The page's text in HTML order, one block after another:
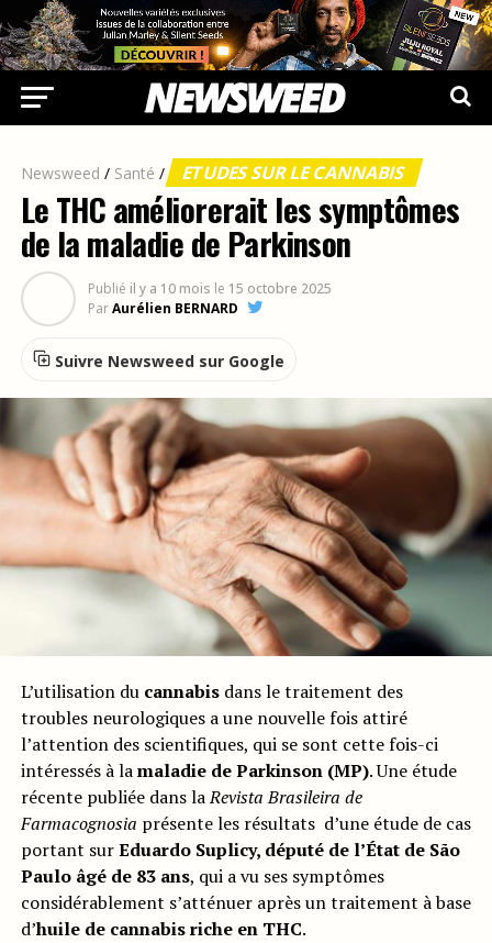
Newsweed / Santé / ETUDES SUR LE CANNABIS
Le THC améliorerait les symptômes
de la maladie de Parkinson
Publié il y a 10 mois le 15 octobre 2025
ParAurélien BERNARD
Suivre Newsweed sur Google
L’utilisation du cannabis dans le traitement des
troubles neurologiques a une nouvelle fois attiré
l’attention des scientifiques, qui se sont cette fois-ci
intéressés à lamaladie de Parkinson (MP). Une étude
récente publiée dans laRevista Brasileira de
Farmacognosia présente les résultats d’une étude de cas
portant surEduardo Suplicy, député de l’État de São
Paulo âgé de 83 ans, qui a vu ses symptômes
considérablement s’atténuer après un traitement à base
d’huile de cannabis riche en THC.